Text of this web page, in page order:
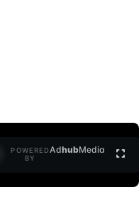
POWERED
BY
AdhubMedia